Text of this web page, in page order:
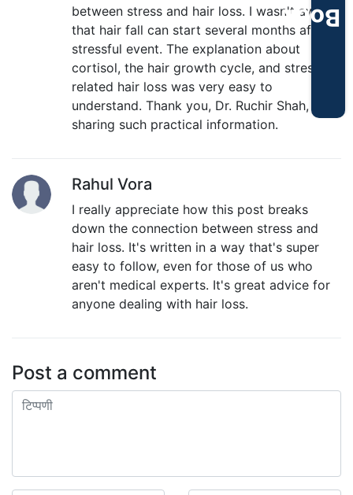
between stress and hair loss. I wasn't aware
that hair fall can start several months after a
stressful event. The explanation about
cortisol, the hair growth cycle, and stress-
related hair loss was very easy to
understand. Thank you, Dr. Ruchir Shah, for
sharing such practical information.
Rahul Vora
I really appreciate how this post breaks
down the connection between stress and
hair loss. It's written in a way that's super
easy to follow, even for those of us who
aren't medical experts. It's great advice for
anyone dealing with hair loss.
Post a comment
Book